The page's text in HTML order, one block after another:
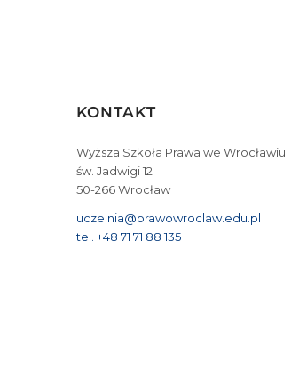
KONTAKT
Wyższa Szkoła Prawa we Wrocławiu
św. Jadwigi 12
50-266 Wrocław
uczelnia@prawowroclaw.edu.pl
tel. +48 71 71 88 135